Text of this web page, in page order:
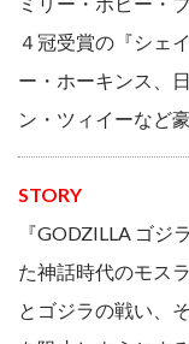
４冠受賞の『シェ
ー・ホーキンス、
ン・ツィイーなど
STORY
『GODZILLA ゴ
た神話時代のモス
とゴジラの戦い、